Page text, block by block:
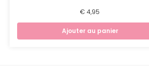
€ 4,95
Ajouter au panier